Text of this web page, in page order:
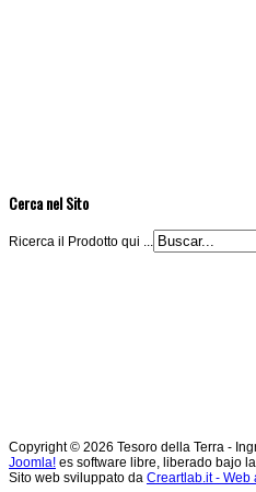
Cerca nel Sito
Ricerca il Prodotto qui ...
Copyright © 2026 Tesoro della Terra -
Joomla! es software libre, liberado bajo la
Sito web sviluppato da Creartlab.it - Web